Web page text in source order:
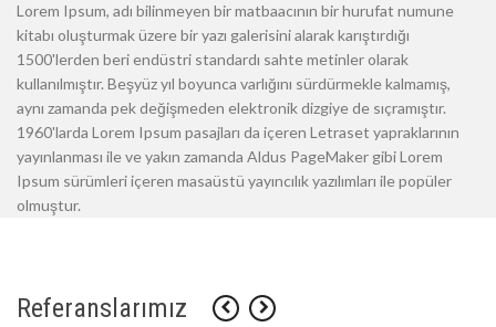
Lorem Ipsum, adı bilinmeyen bir matbaacının bir hurufat numune
kitabı oluşturmak üzere bir yazı galerisini alarak karıştırdığı
1500'lerden beri endüstri standardı sahte metinler olarak
kullanılmıştır. Beşyüz yıl boyunca varlığını sürdürmekle kalmamış,
aynı zamanda pek değişmeden elektronik dizgiye de sıçramıştır.
1960'larda Lorem Ipsum pasajları da içeren Letraset yapraklarının
yayınlanması ile ve yakın zamanda Aldus PageMaker gibi Lorem
Ipsum sürümleri içeren masaüstü yayıncılık yazılımları ile popüler
olmuştur.
Referanslarımız